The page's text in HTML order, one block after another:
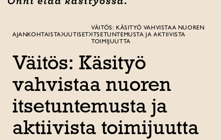
AJANKOHTAISTA UUTISET
VÄITÖS: KÄSITYÖ VAHVISTAA NUOREN
ITSETUNTEMUSTA JA AKTIIVISTA
TOIMIJUUTTA
Väitös: Käsityö
vahvistaa nuoren
itsetuntemusta ja
aktiivista toimijuutta